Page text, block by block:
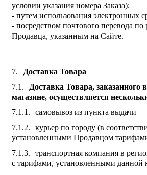
условии указания номера Заказа);
- путем использования электронных
- посредством почтового перевода по
Продавца, указанным на Сайте.
Доставка Товара
Доставка Товара, заказанного
магазине, осуществляется
самовывоз из пункта выдачи —
курьер по городу (в
установленными Продавцом
транспортная компания в
с тарифами, установленными данной